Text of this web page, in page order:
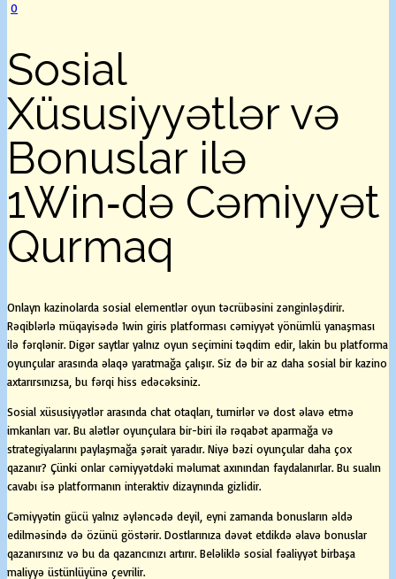
0
Sosial
Xüsusiyyətlər və
Bonuslar ilə
1Win‑də Cəmiyyət
Qurmaq
Onlayn kazinolarda sosial elementlər oyun təcrübəsini zənginləşdirir.
Rəqiblərlə müqayisədə 1win giris platforması cəmiyyət yönümlü yanaşması
ilə fərqlənir. Digər saytlar yalnız oyun seçimini təqdim edir, lakin bu platforma
oyunçular arasında əlaqə yaratmağa çalışır. Siz də bir az daha sosial bir kazino
axtarırsınızsa, bu fərqi hiss edəcəksiniz.
Sosial xüsusiyyətlər arasında chat otaqları, turnirlər və dost əlavə etmə
imkanları var. Bu alətlər oyunçulara bir-biri ilə rəqabət aparmağa və
strategiyalarını paylaşmağa şərait yaradır. Niyə bəzi oyunçular daha çox
qazanır? Çünki onlar cəmiyyətdəki məlumat axınından faydalanırlar. Bu sualın
cavabı isə platformanın interaktiv dizaynında gizlidir.
Cəmiyyətin gücü yalnız əyləncədə deyil, eyni zamanda bonusların əldə
edilməsində də özünü göstərir. Dostlarınıza dəvət etdikdə əlavə bonuslar
qazanırsınız və bu da qazancınızı artırır. Beləliklə sosial fəaliyyət birbaşa
maliyyə üstünlüyünə çevrilir.